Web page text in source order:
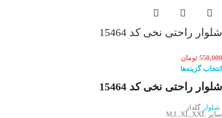
شلوار راحتی نخی کد 15464
550,000 تومان
انتخاب گزینه‌ها
شلوار راحتی نخی کد 15464
شلوار گلدار
سایز M,L,XL,XXL